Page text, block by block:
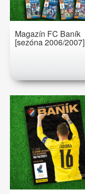
Magazín FC Baník
[sezóna 2006/2007]